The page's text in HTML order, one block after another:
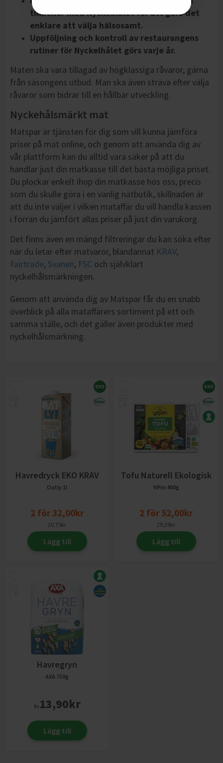
tillbehör med Nyckelhålet för att göra det
enklare att välja hälsosamt.
Uppföljning och kontroll av restaurangens
rutiner för Nyckelhålet görs varje år.
Maten ska vara tillagad av högklassiga råvaror, gärna
från säsongens utbud. Man ska även sträva efter välja
råvaror som bidrar till en hållbar utveckling.
Nyckehålsmärkt mat
Matspar är tjänsten för dig som vill kunna jämföra
priser på mat online, och genom att använda dig av
vår plattform kan du alltid vara säker på att du
handlar just din matkasse till det bästa möjliga priset.
Du plockar enkelt ihop din matkasse hos oss, precis
som du skulle göra i en vanlig nätbutik, skillnaden är
att du inte väljer i vilken mataffär du vill handla kassen
i förrän du jämfört allas priser på just din varukorg.
Det finns även en mängd filtreringar du kan söka efter
när du letar efter matvaror, blandannat KRAV,
Fairtrade, Svanen, FSC och självklart
nyckelhålsmärkningen.
Genom att använda dig av Matspar får du en snabb
överblick på alla mataffärers sortiment på ett och
samma ställe, och det gäller även produkter med
nyckelhålsmärkning.
Havredryck EKO KRAV
Oatly 1l
2 för 32,00kr
20,75kr
Lägg till
Tofu Naturell Ekologisk
YiPin 400g
2 för 52,00kr
29,29kr
Lägg till
Havregryn
AXA 750g
fr. 13,90kr
Lägg till